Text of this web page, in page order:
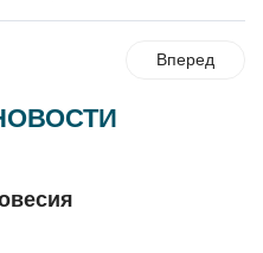
Вперед